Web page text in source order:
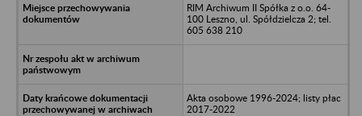
RIM Archiwum II Spółka z o.o. 64-
100 Leszno, ul. Spółdzielcza 2; tel.
605 638 210
Akta osobowe 1996-2024; listy płac
2017-2022